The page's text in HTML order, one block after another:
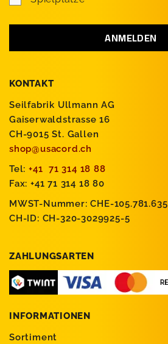
KONTAKT
Seilfabrik Ullmann AG
Gaiserwaldstrasse 16
CH-9015 St. Gallen
shop@usacord.ch
Tel: +41 71 314 18 88
Fax: +41 71 314 18 80
MWST-Nummer: CHE-105.781.635
CH-ID: CH-320-3029925-5
ZAHLUNGSARTEN
INFORMATIONEN
Sortiment